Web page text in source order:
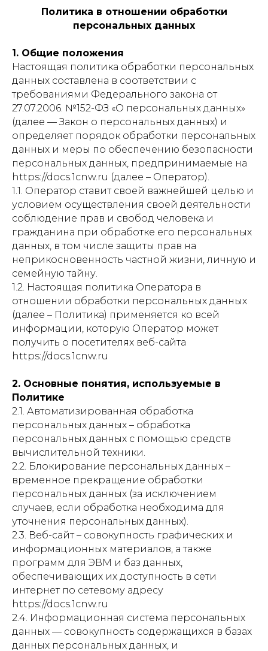
Политика в отношении обработки
персональных данных
1. Общие положения
Настоящая политика обработки персональных
данных составлена в соответствии с
требованиями Федерального закона от
27.07.2006. №152-ФЗ «О персональных данных»
(далее — Закон о персональных данных) и
определяет порядок обработки персональных
данных и меры по обеспечению безопасности
персональных данных, предпринимаемые на
https://docs.1cnw.ru (далее – Оператор).
1.1. Оператор ставит своей важнейшей целью и
условием осуществления своей деятельности
соблюдение прав и свобод человека и
гражданина при обработке его персональных
данных, в том числе защиты прав на
неприкосновенность частной жизни, личную и
семейную тайну.
1.2. Настоящая политика Оператора в
отношении обработки персональных данных
(далее – Политика) применяется ко всей
информации, которую Оператор может
получить о посетителях веб-сайта
https://docs.1cnw.ru
2. Основные понятия, используемые в
Политике
2.1. Автоматизированная обработка
персональных данных – обработка
персональных данных с помощью средств
вычислительной техники.
2.2. Блокирование персональных данных –
временное прекращение обработки
персональных данных (за исключением
случаев, если обработка необходима для
уточнения персональных данных).
2.3. Веб-сайт – совокупность графических и
информационных материалов, а также
программ для ЭВМ и баз данных,
обеспечивающих их доступность в сети
интернет по сетевому адресу
https://docs.1cnw.ru
2.4. Информационная система персональных
данных — совокупность содержащихся в базах
данных персональных данных, и